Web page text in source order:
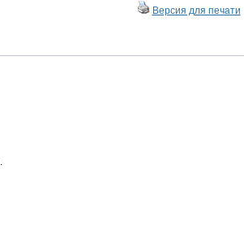
Версия для печати